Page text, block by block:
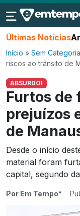
Últimas Notícias
Início » Sem Categoria
riscos ao trânsito de
ABSURDO!
Furtos de
prejuízos
de
Desde o início
material foram
capital, segundo
Por Em Tempo*